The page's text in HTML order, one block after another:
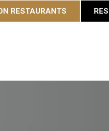
RESTAURANTS